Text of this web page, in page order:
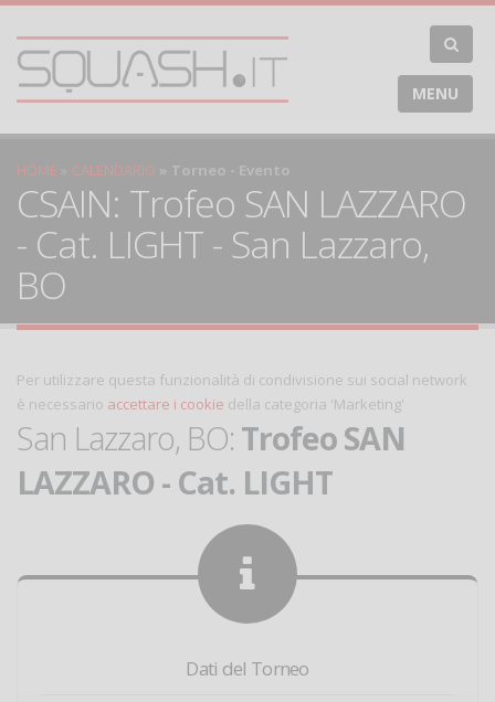
MENU
HOME CALENDARIO Torneo - Evento
CSAIN: Trofeo SAN LAZZARO
- Cat. LIGHT - San Lazzaro,
BO
Per utilizzare questa funzionalità di condivisione sui social network
è necessario accettare i cookie della categoria 'Marketing'
San Lazzaro, BO: Trofeo SAN
LAZZARO - Cat. LIGHT
Dati del Torneo